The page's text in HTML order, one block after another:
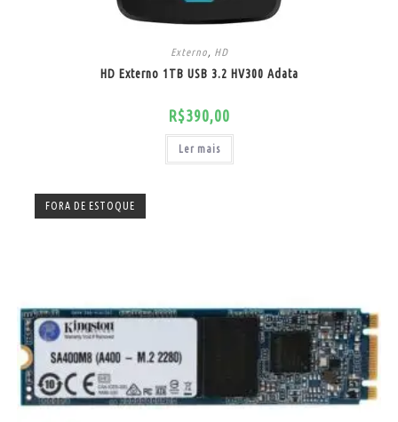
Externo, HD
HD Externo 1TB USB 3.2 HV300 Adata
R$390,00
Ler mais
FORA DE ESTOQUE